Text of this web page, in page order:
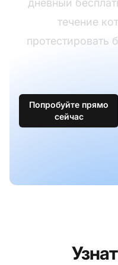
дневный
течение
протестировать
Попробуйте прямо
сейчас